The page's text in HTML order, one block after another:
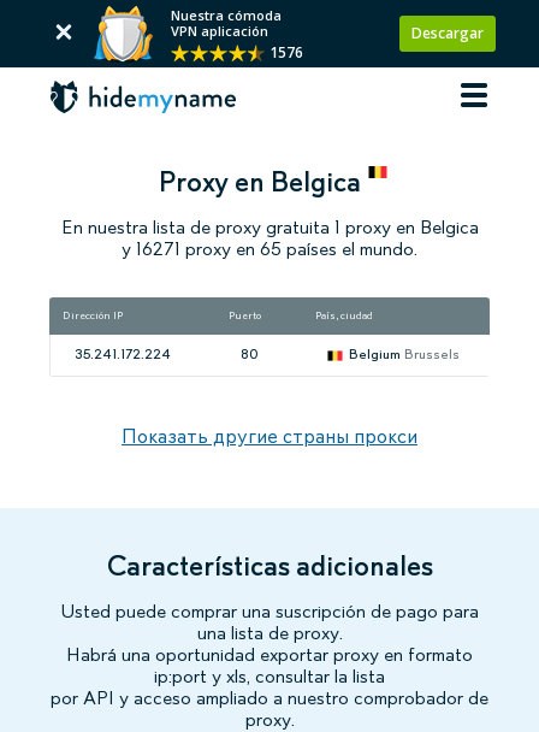
Nuestra cómoda
VPN aplicación
1576
Descargar
Proxy en Belgica
En nuestra lista de proxy gratuita 1 proxy en Belgica
y 16271 proxy en 65 países el mundo.
Dirección IP Puerto País, ciudad
35.241.172.224 80 Belgium Brussels
Показать другие страны прокси
Características adicionales
Usted puede comprar una suscripción de pago para
una lista de proxy.
Habrá una oportunidad exportar proxy en formato
ip:port y xls, consultar la lista
por API y acceso ampliado a nuestro comprobador de
proxy.